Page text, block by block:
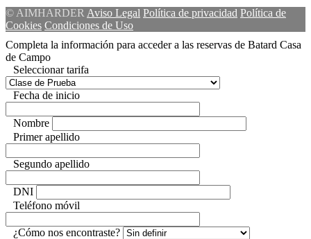
© AIMHARDER Aviso Legal Política de privacidad Política de
Cookies Condiciones de Uso
Completa la información para acceder a las reservas de Batard Casa
de Campo
Seleccionar tarifa
Fecha de inicio
Nombre
Primer apellido
Segundo apellido
DNI
Teléfono móvil
¿Cómo nos encontraste?